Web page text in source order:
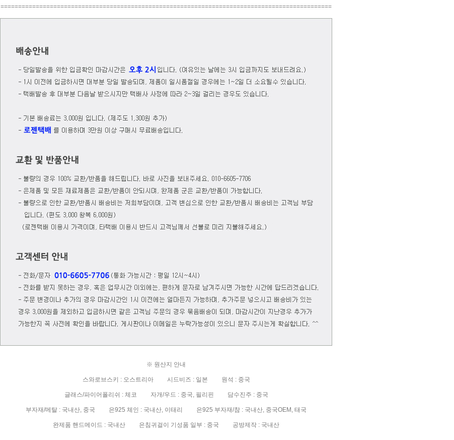
==============================================================================================
※ 원산지 안내
스와로브스키 : 오스트리아 시드비즈 : 일본 원석 : 중국
글래스/파이어폴리쉬 : 체코 자개/우드 : 중국, 필리핀 담수진주 : 중국
부자재/메탈 : 국내산, 중국 은925 체인 : 국내산, 이태리 은925 부자재/참 : 국내산, 중국OEM, 태국
완제품 핸드메이드 : 국내산 은침귀걸이 기성품 일부 : 중국 공방제작 : 국내산